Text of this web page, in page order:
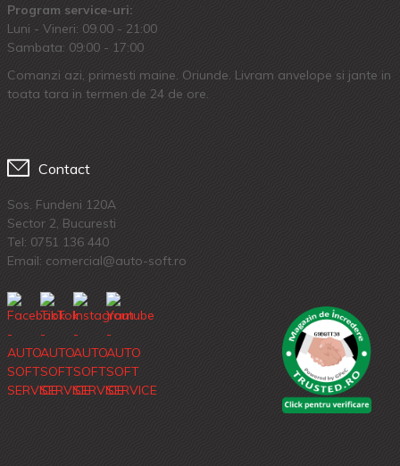
Program service-uri:
Luni - Vineri: 09.00 - 21:00
Sambata: 09:00 - 17:00
Comanzi azi, primesti maine. Oriunde. Livram anvelope si jante in
toata tara in termen de 24 de ore.
Contact
Sos. Fundeni 120A
Sector 2, Bucuresti
Tel: 0751 136 440
Email: comercial@auto-soft.ro